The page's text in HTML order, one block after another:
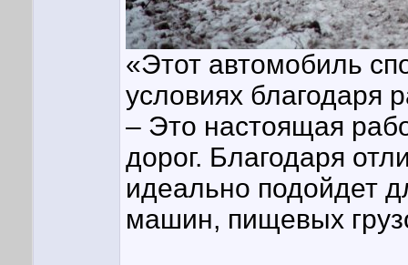
«Этот автомобиль
условиях благодаря
– Это настоящая
дорог. Благодаря
идеально подойдет
машин, пищевых